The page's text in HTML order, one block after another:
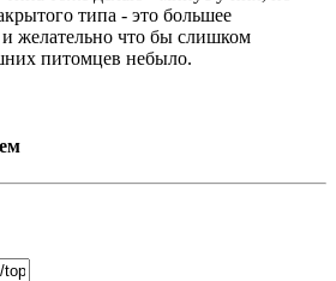
типа - это большее
желательно что бы слишком
питомцев небыло.